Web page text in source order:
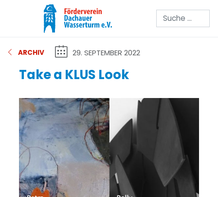
Suchen
ARCHIV 29. SEPTEMBER 2022
Take a KLUS Look